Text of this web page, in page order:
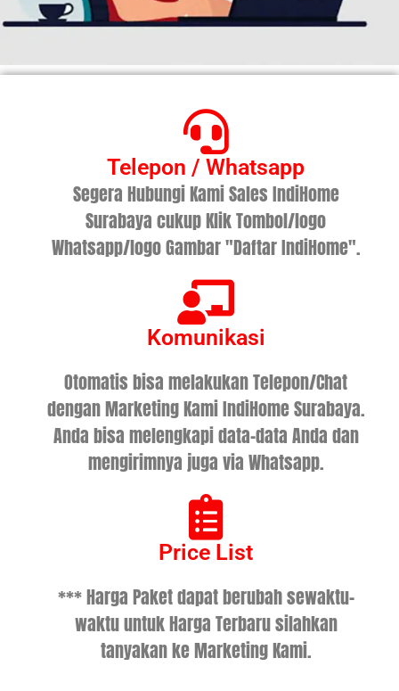
Telepon / Whatsapp
Segera Hubungi Kami Sales IndiHome
Surabaya cukup Klik Tombol/logo
Whatsapp/logo Gambar "Daftar IndiHome".
Komunikasi
Otomatis bisa melakukan Telepon/Chat
dengan Marketing Kami IndiHome Surabaya.
Anda bisa melengkapi data-data Anda dan
mengirimnya juga via Whatsapp.
Price List
*** Harga Paket dapat berubah sewaktu-
waktu untuk Harga Terbaru silahkan
tanyakan ke Marketing Kami.